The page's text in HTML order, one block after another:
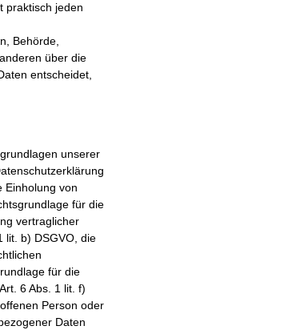
praktisch jeden
Behörde,
über die
entscheidet,
unserer
Einholung von
für die
vertraglicher
lit. b) DSGVO, die
für die
6 Abs. 1 lit. f)
Person oder
Daten